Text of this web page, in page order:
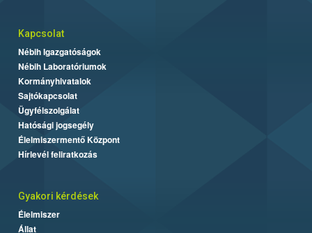
Kapcsolat
Nébih Igazgatóságok
Nébih Laboratóriumok
Kormányhivatalok
Sajtókapcsolat
Ügyfélszolgálat
Hatósági jogsegély
Élelmiszermentő Központ
Hírlevél feliratkozás
Gyakori kérdések
Élelmiszer
Állat